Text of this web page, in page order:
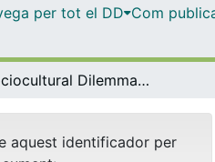
per tot el DD Com
A Sociocultural Dilemma for Realist Theories of Value
aquest identificador per